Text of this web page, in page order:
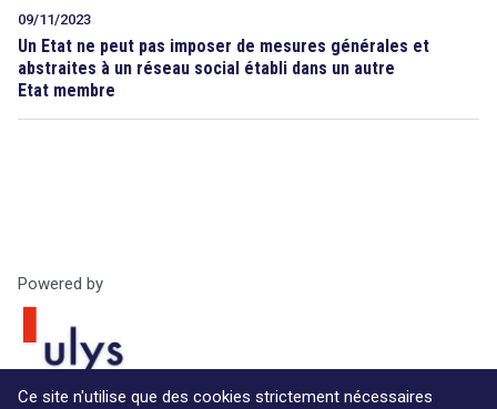
09/11/2023
Un Etat ne peut pas imposer de mesures générales et
abstraites à un réseau social établi dans un autre
Etat membre
Powered by
Ce site n'utilise que des cookies strictement nécessaires